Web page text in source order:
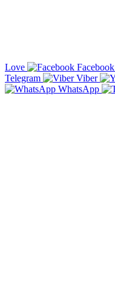
Love
Facebook
Telegram
Viber
WhatsApp